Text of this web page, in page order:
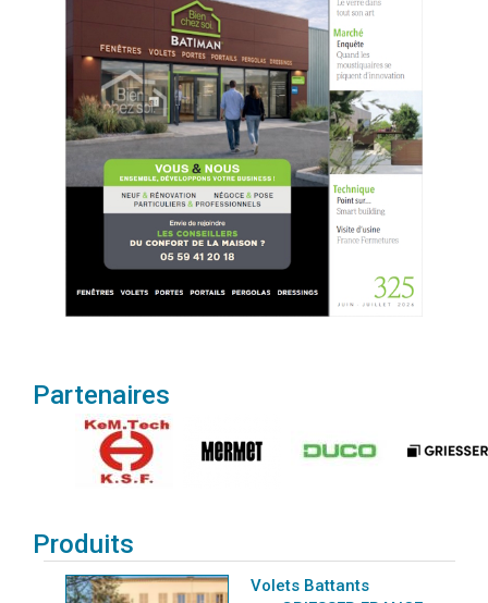
Partenaires
Produits
Volets Battants